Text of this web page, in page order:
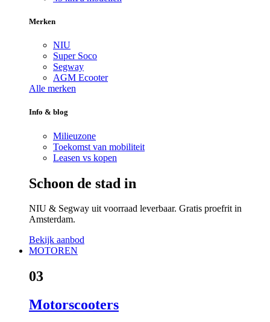
Merken
NIU
Super Soco
Segway
AGM Ecooter
Alle merken
Info & blog
Milieuzone
Toekomst van mobiliteit
Leasen vs kopen
Schoon de stad in
NIU & Segway uit voorraad leverbaar. Gratis proefrit in
Amsterdam.
Bekijk aanbod
MOTOREN
03
Motorscooters